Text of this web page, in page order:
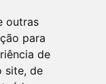
outras
para
de
site, de
e